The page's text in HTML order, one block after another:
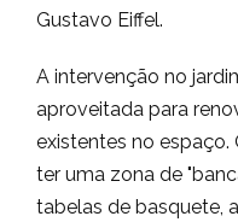
Gustavo Eiffel.
A intervenção no
aproveitada para
existentes no
ter uma zona de
tabelas de basquete,